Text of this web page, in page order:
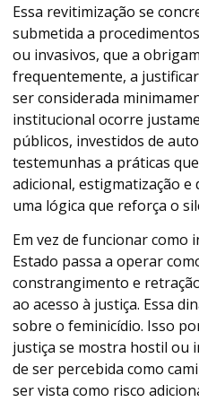
Essa revitimização se
submetida a
ou invasivos, que a
frequentemente, a
ser considerada
institucional ocorre
públicos, investidos de
testemunhas a práticas
adicional, estigmatização e
uma lógica que reforça o
Em vez de funcionar
Estado passa a operar
constrangimento e
ao acesso à justiça. Essa
sobre o feminicídio. Isso
justiça se mostra hostil ou
de ser percebida como
ser vista como risco